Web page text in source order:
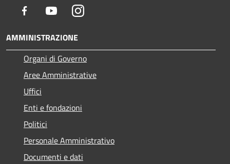
Facebook YoutubeInstagram
AMMINISTRAZIONE
Organi di Governo
Aree Amministrative
Uffici
Enti e fondazioni
Politici
Personale Amministrativo
Documenti e dati